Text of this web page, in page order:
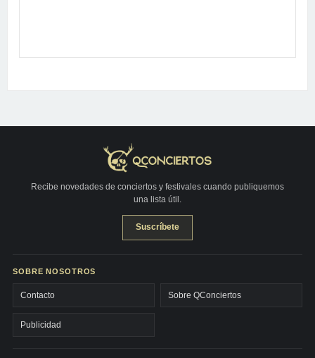
Recibe novedades de conciertos y festivales cuando publiquemos
una lista útil.
Suscríbete
SOBRE NOSOTROS
Contacto Sobre QConciertos
Publicidad